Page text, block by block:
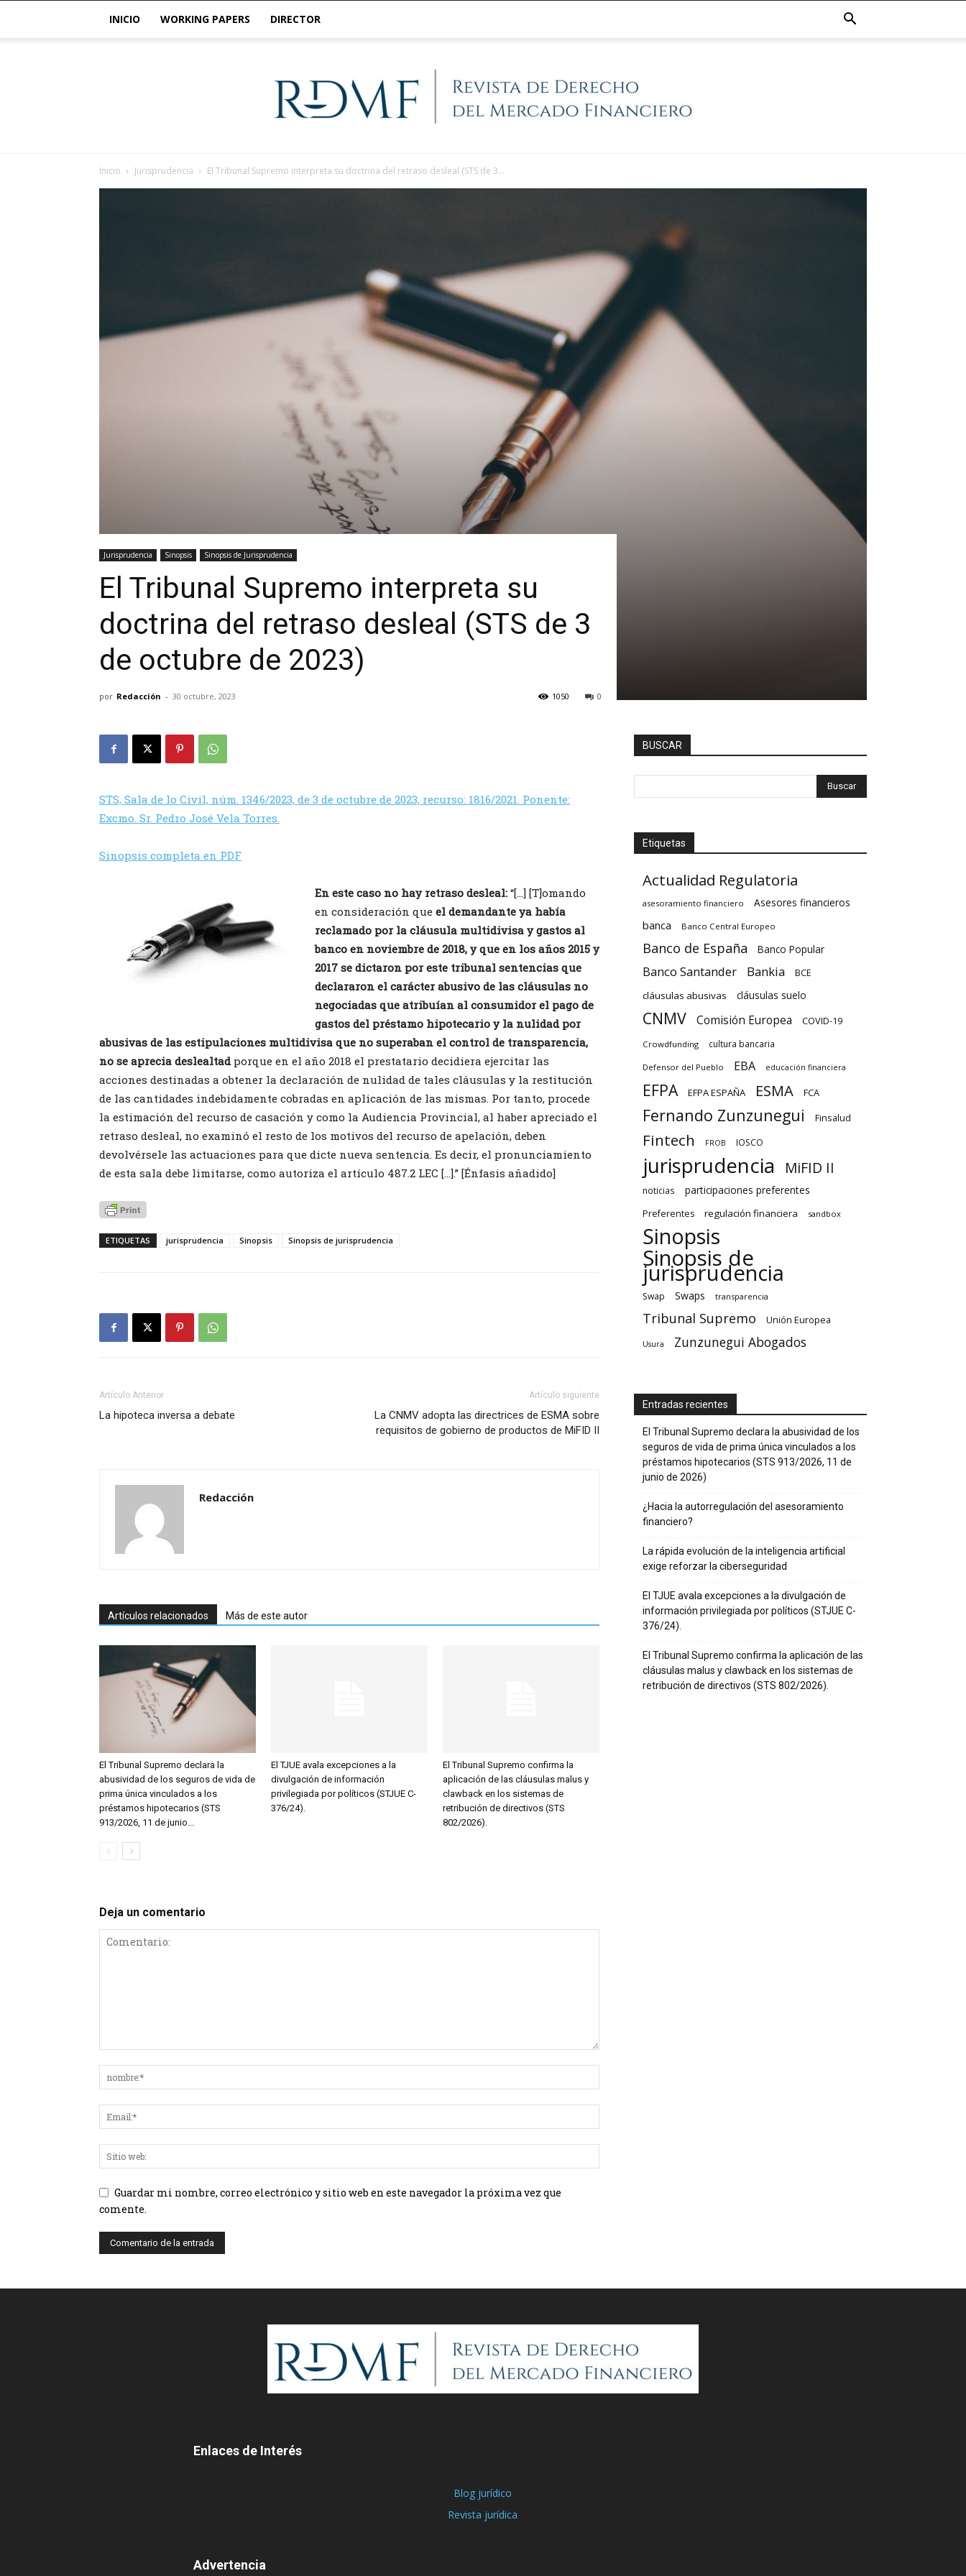
INICIO WORKING PAPERS DIRECTOR
@RegFinanciera
Inicio Jurisprudencia El Tribunal Supremo interpreta su doctrina del retraso desleal (STS de 3...
Jurisprudencia Sinopsis Sinopsis de Jurisprudencia
El Tribunal Supremo interpreta su
doctrina del retraso desleal (STS de 3
de octubre de 2023)
por Redacción - 30 octubre, 2023 0
1050
STS, Sala de lo Civil, núm. 1346/2023, de 3 de octubre de 2023, recurso: 1816/2021. Ponente:
Excmo. Sr. Pedro José Vela Torres.
Sinopsis completa en PDF
En este caso no hay retraso desleal: “[…] [T]omando
en consideración que el demandante ya había
reclamado por la cláusula multidivisa y gastos al
banco en noviembre de 2018, y que en los años 2015 y
2017 se dictaron por este tribunal sentencias que
declararon el carácter abusivo de las cláusulas no
negociadas que atribuían al consumidor el pago de
gastos del préstamo hipotecario y la nulidad por
abusivas de las estipulaciones multidivisa que no superaban el control de transparencia,
no se aprecia deslealtadporque en el año 2018 el prestatario decidiera ejercitar las
acciones destinadas a obtener la declaración de nulidad de tales cláusulas y la restitución
de las cantidades indebidamente cobradas en aplicación de las mismas. Por tanto, procede
la estimación del recurso de casación y como la Audiencia Provincial, al haber apreciado el
retraso desleal, no examinó el resto de los motivos del recurso de apelación, deben
devolvérsele las actuaciones para que dicte nueva sentencia. Es decir, el pronunciamiento
de esta sala debe limitarse, como autoriza el artículo 487.2 LEC […].” [Énfasis añadido]
ETIQUETAS jurisprudencia Sinopsis Sinopsis de jurisprudencia
Artículo Anterior
La hipoteca inversa a debate
Artículo siguiente
La CNMV adopta las directrices de ESMA sobre
requisitos de gobierno de productos de MiFID II
Redacción
Artículos relacionados Más de este autor
El Tribunal Supremo declara la
abusividad de los seguros de vida de
prima única vinculados a los
préstamos hipotecarios (STS
913/2026, 11 de junio...
El TJUE avala excepciones a la
divulgación de información
privilegiada por políticos (STJUE C-
376/24).
El Tribunal Supremo confirma la
aplicación de las cláusulas malus y
clawback en los sistemas de
retribución de directivos (STS
802/2026).
Deja un comentario
Guardar mi nombre, correo electrónico y sitio web en este navegador la próxima vez que
comente.
BUSCAR
Etiquetas
Actualidad Regulatoria
asesoramiento financiero Asesores financieros
banca Banco Central Europeo
Banco de España Banco Popular
Banco Santander Bankia BCE
cláusulas abusivas cláusulas suelo
CNMV Comisión Europea COVID-19
Crowdfunding cultura bancaria
Defensor del Pueblo EBA educación financiera
EFPA EFPA ESPAÑA ESMA FCA
Fernando Zunzunegui Finsalud
Fintech FROB IOSCO
jurisprudencia MiFID II
noticias participaciones preferentes
Preferentes regulación financiera sandbox
Sinopsis
Sinopsis de
jurisprudencia
Swap Swaps transparencia
Tribunal Supremo Unión Europea
Usura Zunzunegui Abogados
Entradas recientes
El Tribunal Supremo declara la abusividad de los
seguros de vida de prima única vinculados a los
préstamos hipotecarios (STS 913/2026, 11 de
junio de 2026)
¿Hacia la autorregulación del asesoramiento
financiero?
La rápida evolución de la inteligencia artificial
exige reforzar la ciberseguridad
El TJUE avala excepciones a la divulgación de
información privilegiada por políticos (STJUE C-
376/24).
El Tribunal Supremo confirma la aplicación de las
cláusulas malus y clawback en los sistemas de
retribución de directivos (STS 802/2026).
Enlaces de Interés
Blog jurídico
Revista jurídica
Advertencia